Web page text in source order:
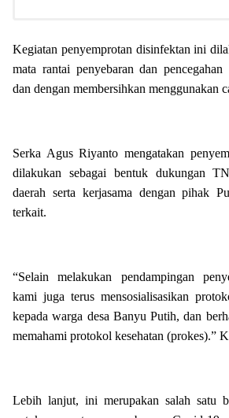
Kegiatan penyemprotan disinfektan ini
mata rantai penyebaran dan
dan dengan membersihkan menggunakan
Serka Agus Riyanto mengatakan
dilakukan sebagai bentuk dukungan
daerah serta kerjasama dengan pihak
terkait.
“Selain melakukan pendampingan
kami juga terus mensosialisasikan
kepada warga desa Banyu Putih, dan
memahami protokol kesehatan (prokes).”
Lebih lanjut, ini merupakan salah satu